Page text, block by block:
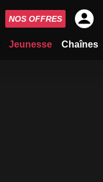
Jeunesse Chaînes
NOS OFFRES